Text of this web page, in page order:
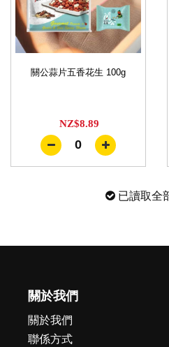
關公蒜片五香花生 100g
NZ$8.89
0
已讀取全
關於我們
關於我們
聯係方式